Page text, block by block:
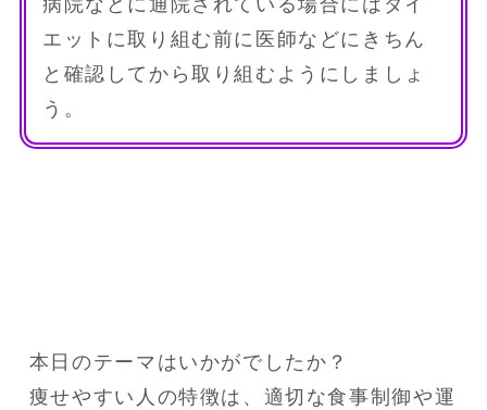
エットに取り組む前に医師などにきちん
と確認してから取り組むようにしましょ
う。
本日のテーマはいかがでしたか？
痩せやすい人の特徴は、適切な食事制御や運